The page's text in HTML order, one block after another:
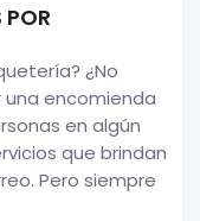
¿No
encomienda
en algún
que brindan
Pero siempre